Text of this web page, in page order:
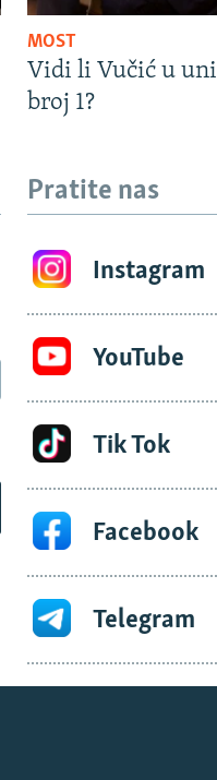
MOST
Vidi li Vučić u
broj 1?
Pratite nas
Instagram
YouTube
Tik Tok
Facebook
Telegram